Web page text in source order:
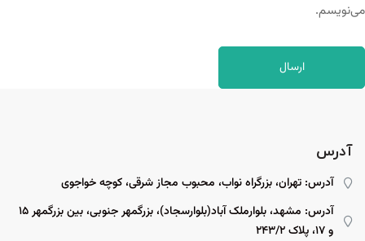
می‌نویسم.
آدرس
آدرس: تهران، بزرگراه نواب، محبوب مجاز شرقی، کوچه خواجوی
آدرس: مشهد، بلوارملک آباد(بلوارسجاد)، بزرگمهر جنوبی، بین بزرگمهر ۱۵
و ۱۷، پلاک ۲۴۳/۲